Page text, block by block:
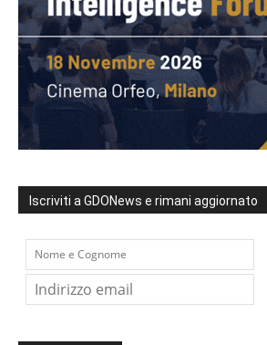
Iscriviti a GDONews e rimani aggiornato